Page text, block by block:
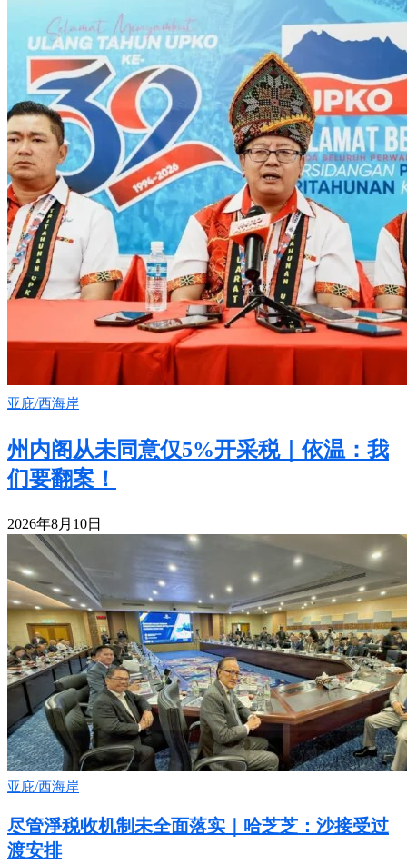
亚庇/西海岸
州内阁从未同意仅5%开采税｜依温：我
们要翻案！
2026年8月10日
亚庇/西海岸
尽管淨税收机制未全面落实｜哈芝芝：沙接受过
渡安排